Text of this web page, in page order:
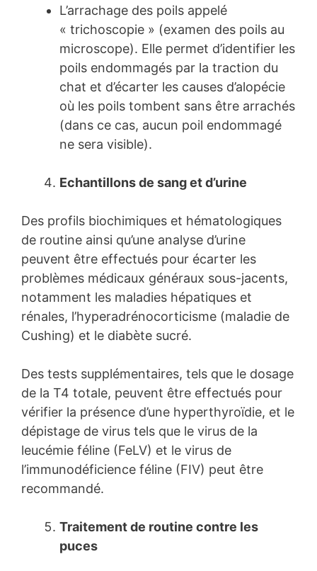
L’arrachage des poils appelé
« trichoscopie » (examen des poils au
microscope). Elle permet d’identifier les
poils endommagés par la traction du
chat et d’écarter les causes d’alopécie
où les poils tombent sans être arrachés
(dans ce cas, aucun poil endommagé
ne sera visible).
Echantillons de sang et d’urine
Des profils biochimiques et hématologiques
de routine ainsi qu’une analyse d’urine
peuvent être effectués pour écarter les
problèmes médicaux généraux sous-jacents,
notamment les maladies hépatiques et
rénales, l’hyperadrénocorticisme (maladie de
Cushing) et le diabète sucré.
Des tests supplémentaires, tels que le dosage
de la T4 totale, peuvent être effectués pour
vérifier la présence d’une hyperthyroïdie, et le
dépistage de virus tels que le virus de la
leucémie féline (FeLV) et le virus de
l’immunodéficience féline (FIV) peut être
recommandé.
Traitement de routine contre les
puces